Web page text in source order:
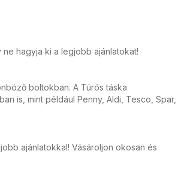
hagyja ki a legjobb ajánlatokat!
boltokban. A Túrós táska
is, mint például Penny, Aldi, Tesco, Spar,
ajánlatokkal! Vásároljon okosan és